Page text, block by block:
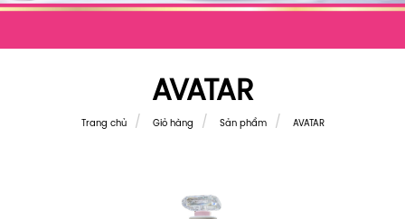
AVATAR
Trang chủ Giỏ hàng Sản phẩm AVATAR